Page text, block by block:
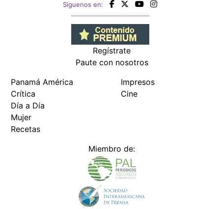
Siguenos en:
Regístrate
Paute con nosotros
Panamá América
Crítica
Día a Día
Mujer
Recetas
Impresos
Cine
Miembro de: